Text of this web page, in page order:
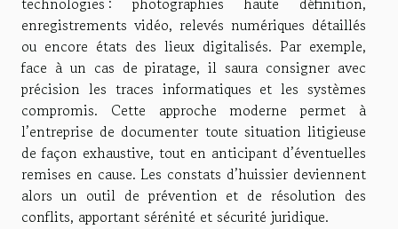
enregistrements vidéo, relevés numériques détaillés
ou encore états des lieux digitalisés. Par exemple,
face à un cas de piratage, il saura consigner avec
précision les traces informatiques et les systèmes
compromis. Cette approche moderne permet à
l’entreprise de documenter toute situation litigieuse
de façon exhaustive, tout en anticipant d’éventuelles
remises en cause. Les constats d’huissier deviennent
alors un outil de prévention et de résolution des
conflits, apportant sérénité et sécurité juridique.